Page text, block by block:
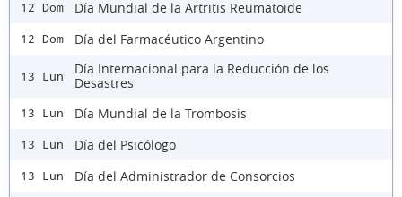
12 Dom Día Mundial de la Artritis Reumatoide
12 Dom Día del Farmacéutico Argentino
13 Lun
Día Internacional para la Reducción de los
Desastres
13 Lun Día Mundial de la Trombosis
13 Lun Día del Psicólogo
13 Lun Día del Administrador de Consorcios